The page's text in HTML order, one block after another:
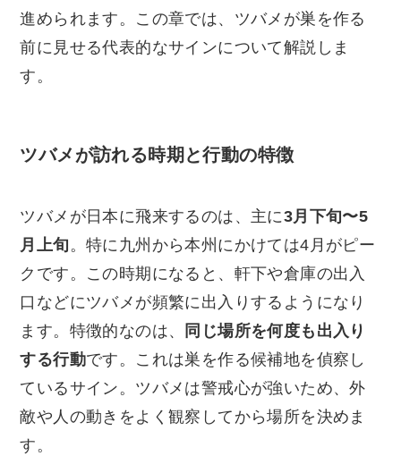
進められます。この章では、ツバメが巣を作る
前に見せる代表的なサインについて解説しま
す。
ツバメが訪れる時期と行動の特徴
ツバメが日本に飛来するのは、主に3月下旬〜5
月上旬。特に九州から本州にかけては4月がピー
クです。この時期になると、軒下や倉庫の出入
口などにツバメが頻繁に出入りするようになり
ます。特徴的なのは、
同じ場所を何度も出入り
する行動です。これは巣を作る候補地を偵察し
ているサイン。ツバメは警戒心が強いため、外
敵や人の動きをよく観察してから場所を決めま
す。